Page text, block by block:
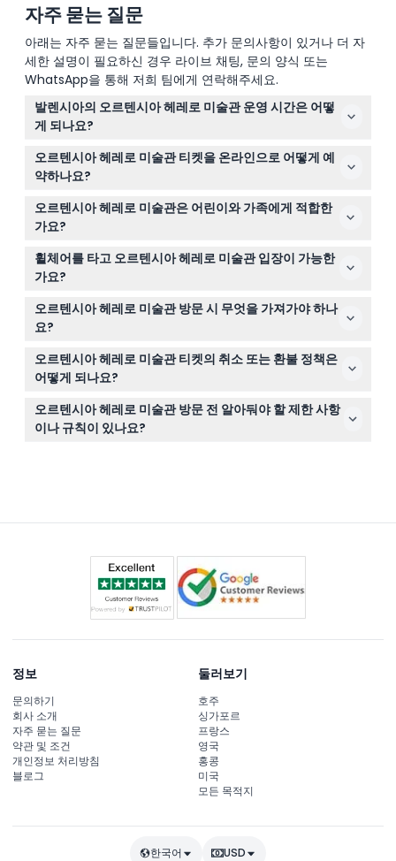
자주 묻는 질문
아래는 자주 묻는 질문들입니다. 추가 문의사항이 있거나 더 자
세한 설명이 필요하신 경우 라이브 채팅, 문의 양식 또는
WhatsApp을 통해 저희 팀에게 연락해주세요.
발렌시아의 오르텐시아 헤레로 미술관 운영 시간은 어떻
게 되나요?
미술관은 화요일부터 토요일까지 오전 10시부터 오후 8시
까지, 일요일은 오전 10시부터 오후 2시까지 개관합니다. 월
요일과 일부 공휴일에는 휴관하며, 일정은 변경될 수 있으
니 예약 시 꼭 확인해 주세요.
오르텐시아 헤레로 미술관 티켓을 온라인으로 어떻게 예
약하나요?
이 웹사이트에서 예약 과정 중 원하는 날짜와 티켓 종류를
선택하여 쉽게 티켓을 온라인으로 예약할 수 있습니다.
오르텐시아 헤레로 미술관은 어린이와 가족에게 적합한
가요?
네, 0-12세 어린이는 무료 입장이 가능하지만 유료 성인 동
반이 필요하며, 대가족의 경우 자격 확인 후 할인 요금이 적
용됩니다.
휠체어를 타고 오르텐시아 헤레로 미술관 입장이 가능한
가요?
네, 시설은 휠체어 접근이 가능하여 이동에 불편이 있는 방
문객도 편안하게 방문할 수 있습니다.
오르텐시아 헤레로 미술관 방문 시 무엇을 가져가야 하나
요?
입구에서 제시할 모바일 바우처를 지참하시고, 여러 언어로
제공되는 오디오 가이드와 함께 셀프 가이드 방문을 즐기실
계획을 세우시면 됩니다.
오르텐시아 헤레로 미술관 티켓의 취소 또는 환불 정책은
어떻게 되나요?
티켓은 환불 및 취소가 불가능하므로 예약한 날짜와 시간에
반드시 티켓을 이용해 주세요.
오르텐시아 헤레로 미술관 방문 전 알아둬야 할 제한 사항
이나 규칙이 있나요?
정보
문의하기
회사 소개
자주 묻는 질문
약관 및 조건
개인정보 처리방침
블로그
둘러보기
호주
싱가포르
프랑스
영국
홍콩
미국
모든 목적지
한국어 USD